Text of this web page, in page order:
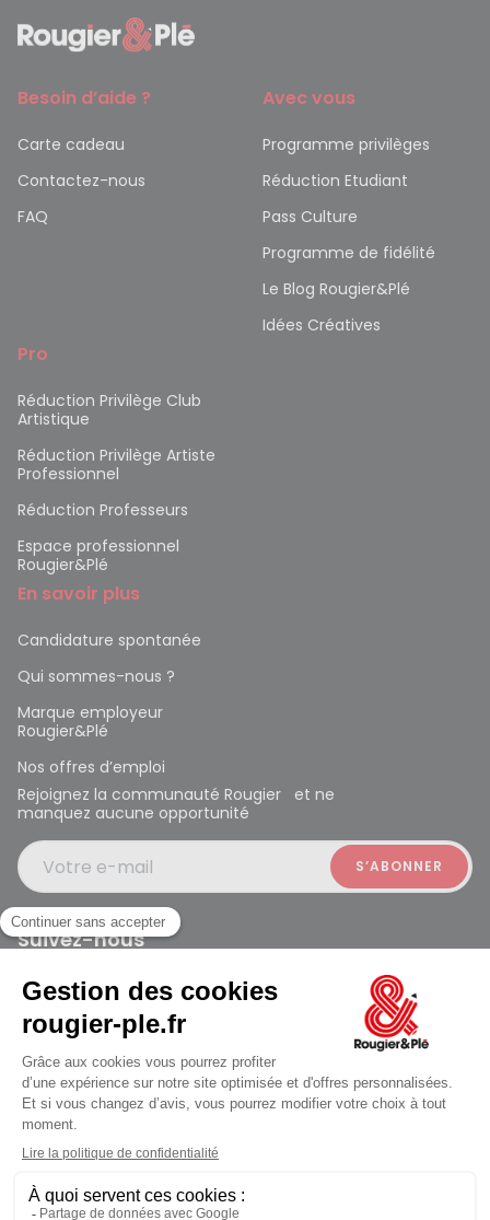
Besoin d’aide ?
Carte cadeau
Contactez-nous
FAQ
Avec vous
Programme privilèges
Réduction Etudiant
Pass Culture
Programme de fidélité
Le Blog Rougier&Plé
Idées Créatives
Pro
Réduction Privilège Club
Artistique
Réduction Privilège Artiste
Professionnel
Réduction Professeurs
Espace professionnel
Rougier&Plé
En savoir plus
Candidature spontanée
Qui sommes-nous ?
Marque employeur
Rougier&Plé
Nos offres d’emploi
Rejoignez la communauté Rougier et ne
manquez aucune opportunité
Votre e-mail
Suivez-nous
Rougier et Plé 2024 Copyright
Mentions légales
Conditions générales des ventes